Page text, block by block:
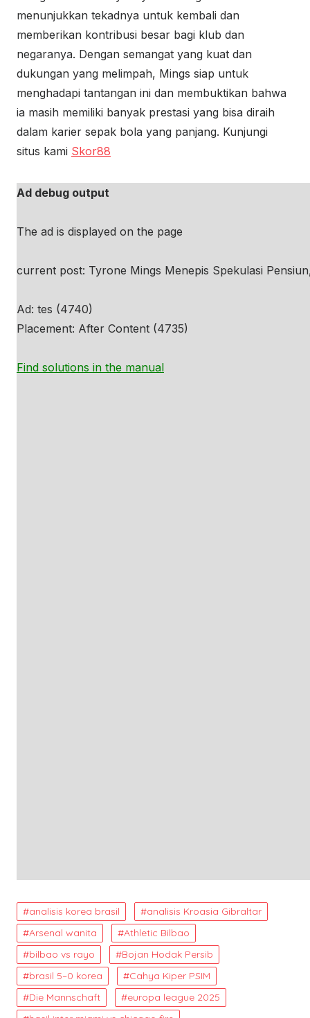
menunjukkan tekadnya untuk kembali dan
memberikan kontribusi besar bagi klub dan
negaranya. Dengan semangat yang kuat dan
dukungan yang melimpah, Mings siap untuk
menghadapi tantangan ini dan membuktikan bahwa
ia masih memiliki banyak prestasi yang bisa diraih
dalam karier sepak bola yang panjang. Kunjungi
situs kami Skor88
Ad debug output
The ad is displayed on the page
current post: Tyrone Mings Menepis Spekulasi
Ad: tes (4740)
Placement: After Content (4735)
Find solutions in the manual
analisis korea brasil
analisis Kroasia Gibraltar
Arsenal wanita
Athletic Bilbao
bilbao vs rayo
Bojan Hodak Persib
brasil 5–0 korea
Cahya Kiper PSIM
Die Mannschaft
europa league 2025